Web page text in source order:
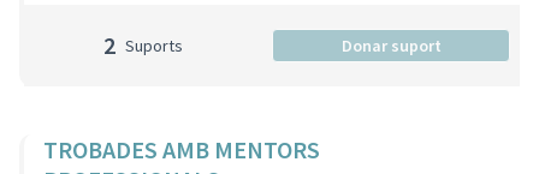
2 Suports Donar suport
TROBADES AMB MENTORS